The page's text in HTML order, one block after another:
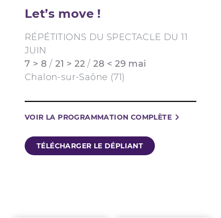
Let’s move !
RÉPÉTITIONS DU SPECTACLE DU 11
JUIN
7 > 8 /21 > 22/28 < 29 mai
Chalon-sur-Saône (71)
VOIR LA PROGRAMMATION COMPLÈTE
TÉLÉCHARGER LE DÉPLIANT